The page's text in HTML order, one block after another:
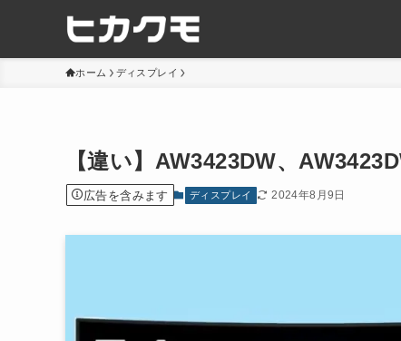
ホーム ディスプレイ
【違い】AW3423DW、
広告を含みます ディスプレイ 2024年8月9日